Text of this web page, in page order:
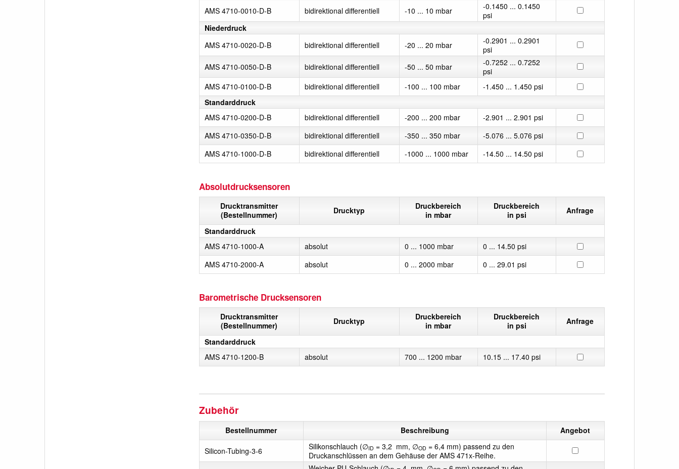
AMS 4710-0010-D-B
bidirektional differentiell -10 ... 10 mbar
-0.1450 ... 0.1450
psi
Niederdruck
AMS 4710-0020-D-B
bidirektional differentiell -20 ... 20 mbar
-0.2901 ... 0.2901
psi
AMS 4710-0050-D-B
bidirektional differentiell -50 ... 50 mbar
-0.7252 ... 0.7252
psi
AMS 4710-0100-D-B
bidirektional differentiell -100 ... 100 mbar
-1.450 ... 1.450 psi
Standarddruck
AMS 4710-0200-D-B
bidirektional differentiell -200 ... 200 mbar
-2.901 ... 2.901 psi
AMS 4710-0350-D-B
bidirektional differentiell -350 ... 350 mbar
-5.076 ... 5.076 psi
AMS 4710-1000-D-B
bidirektional differentiell -1000 ... 1000 mbar -14.50 ... 14.50 psi
Absolutdrucksensoren
Drucktransmitter
(Bestellnummer)
Drucktyp
Druckbereich
in mbar
Druckbereich
in psi
Anfrage
Standarddruck
AMS 4710-1000-A
absolut 0 ... 1000 mbar
0 ... 14.50 psi
AMS 4710-2000-A
absolut 0 ... 2000 mbar 0 ... 29.01 psi
Barometrische Drucksensoren
Drucktransmitter
(Bestellnummer)
Drucktyp
Druckbereich
in mbar
Druckbereich
in psi
Anfrage
Standarddruck
AMS 4710-1200-B
absolut 700 ... 1200 mbar 10.15 ... 17.40 psi
Zubehör
Bestellnummer Beschreibung Angebot
Silicon-Tubing-3-6 Silikonschlauch (∅ID = 3,2 mm, ∅OD = 6,4 mm) passend zu den
Druckanschlüssen an dem Gehäuse der AMS 471x-Reihe.